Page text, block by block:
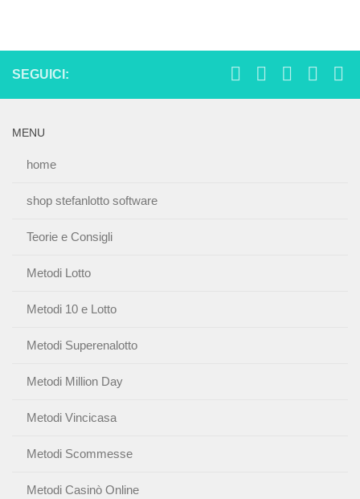
SEGUICI:
MENU
home
shop stefanlotto software
Teorie e Consigli
Metodi Lotto
Metodi 10 e Lotto
Metodi Superenalotto
Metodi Million Day
Metodi Vincicasa
Metodi Scommesse
Metodi Casinò Online